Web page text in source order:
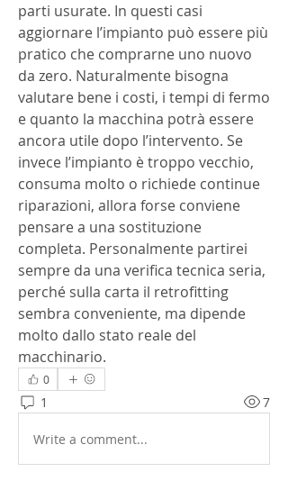
parti usurate. In questi casi
aggiornare l’impianto può essere più
pratico che comprarne uno nuovo
da zero. Naturalmente bisogna
valutare bene i costi, i tempi di fermo
e quanto la macchina potrà essere
ancora utile dopo l’intervento. Se
invece l’impianto è troppo vecchio,
consuma molto o richiede continue
riparazioni, allora forse conviene
pensare a una sostituzione
completa. Personalmente partirei
sempre da una verifica tecnica seria,
perché sulla carta il retrofitting
sembra conveniente, ma dipende
molto dallo stato reale del
macchinario.
0
1 7
Write a comment...